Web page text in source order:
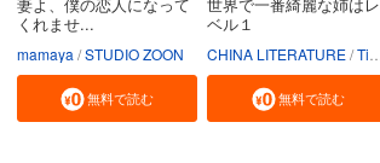
くれませ...
mamaya STUDIO ZOON
無料で読む
ベル１
CHINA LITERATURE Tiankongshu Mangongchang
無料で読む